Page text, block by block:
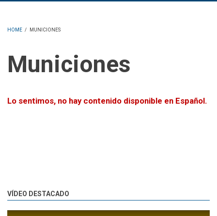
HOME / MUNICIONES
Municiones
Lo sentimos, no hay contenido disponible en Español.
VÍDEO DESTACADO